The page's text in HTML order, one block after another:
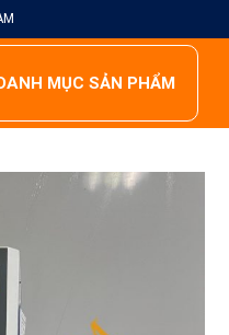
MỤC SẢN PHẨM